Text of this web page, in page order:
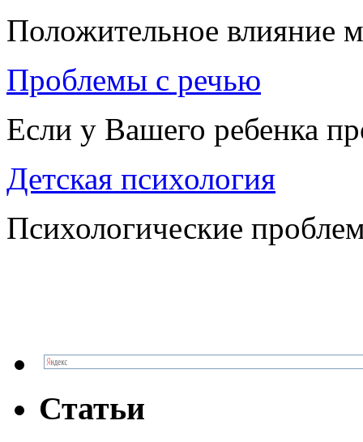
Положительное влияние
Проблемы с речью
Если у Вашего ребенка
Детская психология
Психологические
Статьи